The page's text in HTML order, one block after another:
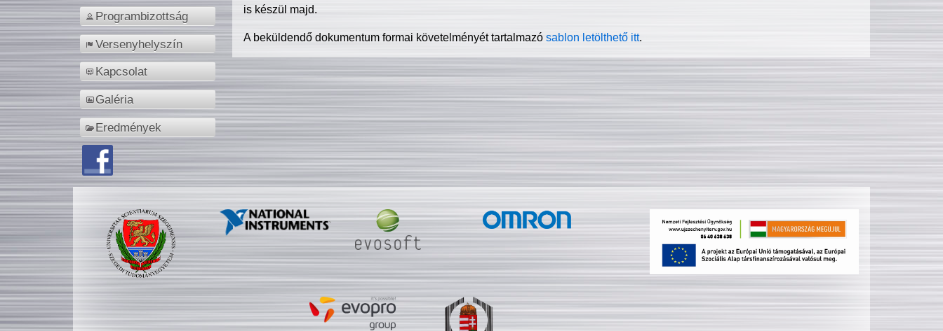
Programbizottság
Versenyhelyszín
Kapcsolat
Galéria
Eredmények
is készül majd.
A beküldendő dokumentum formai követelményét tartalmazósablon letölthető itt.